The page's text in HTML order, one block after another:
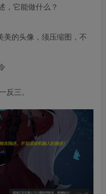
，它能做什么？
美的头像，须压缩图，不
反三。